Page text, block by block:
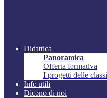
Didattica
Panoramica
Offerta formativa
I progetti delle classi
Info utili
Dicono di noi